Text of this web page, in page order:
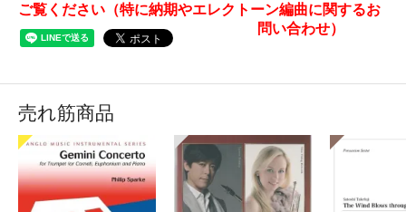
ご覧ください（特に納期やエレクトーン編曲に関するお
問い合わせ）
売れ筋商品